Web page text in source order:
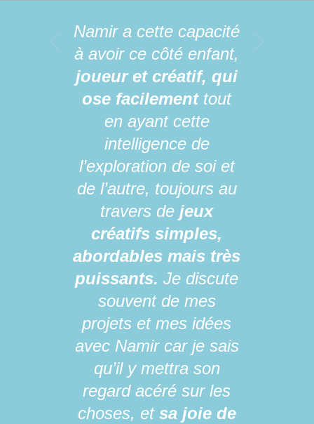
Namir a cette capacité
à avoir ce côté enfant,
joueur et créatif, qui
ose facilementtout
en ayant cette
intelligence de
l’exploration de soi et
de l’autre, toujours au
travers dejeux
créatifs simples,
abordables mais très
puissants. Je discute
souvent de mes
projets et mes idées
avec Namir car je sais
qu’il y mettra son
regard acéré sur les
choses, et sa joie de
Suivant